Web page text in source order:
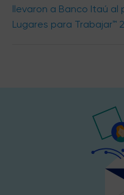
llevaron a Banco Itaú al
Lugares para Trabajar™